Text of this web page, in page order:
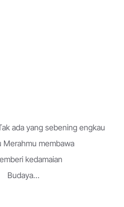
ada yang sebening engkau
Merahmu membawa
memberi kedamaian
Budaya…